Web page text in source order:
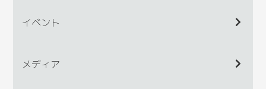
イベント
メディア